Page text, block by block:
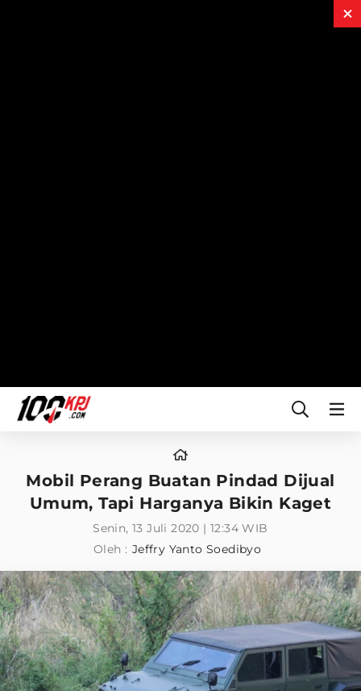
Mobil Perang Buatan Pindad Dijual
Umum, Tapi Harganya Bikin Kaget
Senin, 13 Juli 2020 | 12:34 WIB
Oleh : Jeffry Yanto Soedibyo